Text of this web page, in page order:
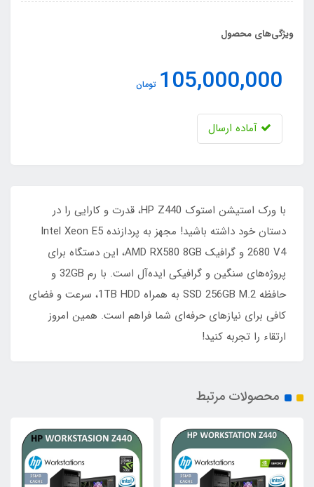
ویژگی‌های محصول
105,000,000 تومان
آماده ارسال
با ورک استیشن استوک HP Z440، قدرت و کارایی را در
دستان خود داشته باشید! مجهز به پردازنده Intel Xeon E5
2680 V4 و گرافیک AMD RX580 8GB، این دستگاه برای
پروژه‌های سنگین و گرافیکی ایده‌آل است. با رم 32GB و
حافظه SSD 256GB M.2 به همراه 1TB HDD، سرعت و فضای
کافی برای نیازهای حرفه‌ای شما فراهم است. همین امروز
ارتقاء را تجربه کنید!
محصولات مرتبط